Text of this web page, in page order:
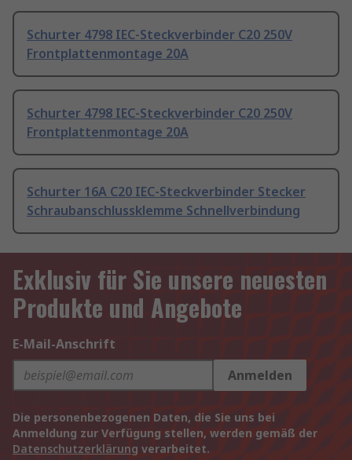
Schurter 4798 IEC-Steckverbinder C20 250V
Frontplattenmontage 20A
Schurter 4798 IEC-Steckverbinder C20 250V
Frontplattenmontage 20A
Schurter 16A C20 IEC-Steckverbinder Stecker
Schraubanschlussklemme Schnellverbindung
Exklusiv für Sie unsere neuesten
Produkte und Angebote
E-Mail-Anschrift
Anmelden
Die personenbezogenen Daten, die Sie uns bei
Anmeldung zur Verfügung stellen, werden gemäß der
Datenschutzerklärung verarbeitet.